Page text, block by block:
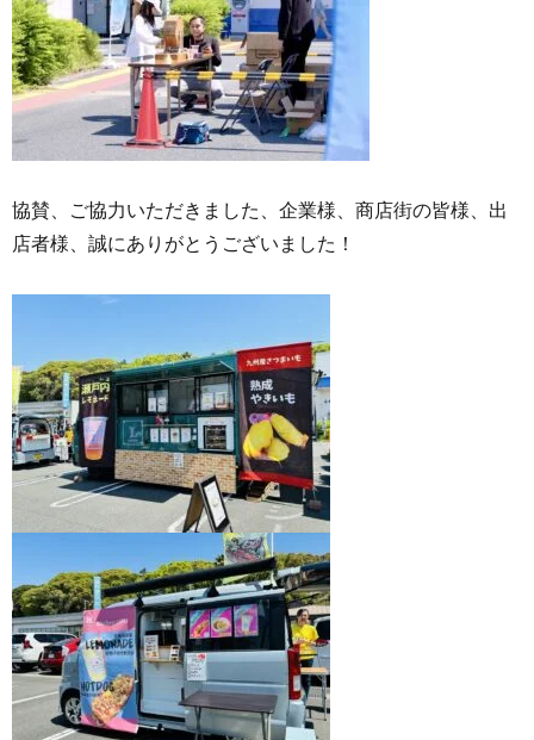
協賛、ご協力いただきました、企業様、商店街の皆様、出
店者様、誠にありがとうございました！